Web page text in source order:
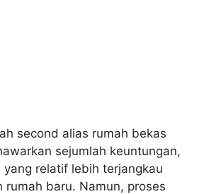
second alias rumah bekas
sejumlah keuntungan,
yang relatif lebih terjangkau
rumah baru. Namun, proses